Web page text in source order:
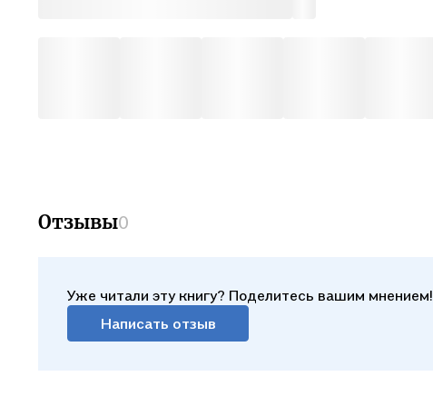
Отзывы0
Уже читали эту книгу? Поделитесь вашим мнением!
Написать отзыв